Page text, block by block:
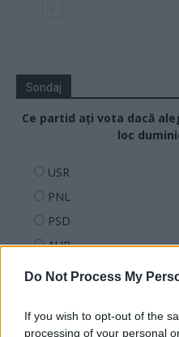
Do Not Process My
If you wish to opt-out of the
processing of your personal
Sondaj
Ce partid ați vota dacă
loc
USR
PNL
PSD
AUR
UDMR
Forța Dreptei (L. Orban)